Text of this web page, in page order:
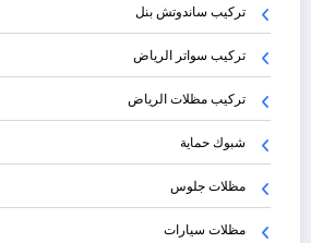
تركيب ساندوتش بنل
تركيب سواتر الرياض
تركيب مظلات الرياض
شبوك حماية
مظلات جلوس
مظلات سيارات